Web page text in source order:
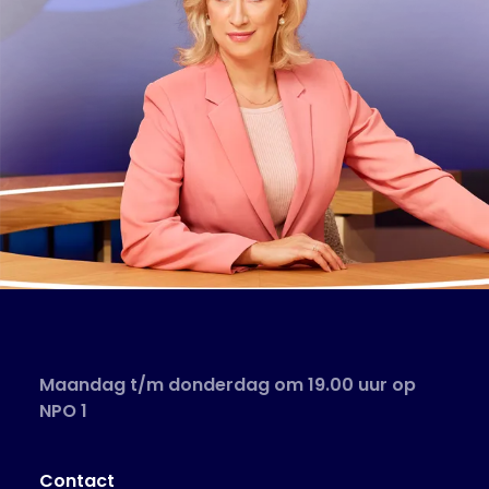
Maandag t/m donderdag om 19.00 uur op
NPO 1
Contact